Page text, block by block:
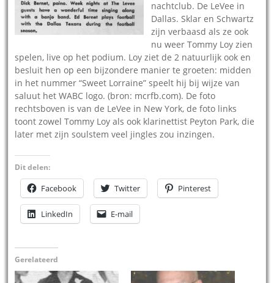
nachtclub. De LeVee in
Dallas. Sklar en Schwartz
zijn verbaasd als ze ook
nu weer Tommy Loy zien
spelen, live op het podium. Loy ziet de 2 natuurlijk ook en
besluit hen op een bijzondere manier te groeten: midden
in het nummer “Sweet Lorraine” speelt hij bij wijze van
saluut het WABC logo. (bron: mcrfb.com). De foto
rechtsboven is van de LeVee in New York, de foto links
toont zowel Tommy Loy als ook klarinettist Peyton Park, die
later met zijn soulstem veel jingles zou inzingen.
Dit delen:
Facebook Twitter Pinterest
LinkedIn E-mail
Gerelateerd